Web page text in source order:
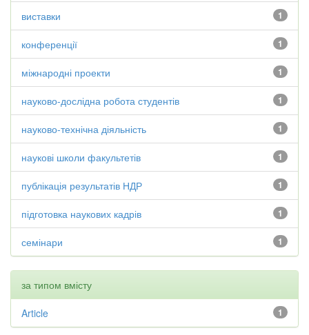
1
виставки
1
конференції
1
міжнародні проекти
1
науково-дослідна робота студентів
1
науково-технічна діяльність
1
наукові школи факультетів
1
публікація результатів НДР
1
підготовка наукових кадрів
1
семінари
за типом вмісту
1
Article